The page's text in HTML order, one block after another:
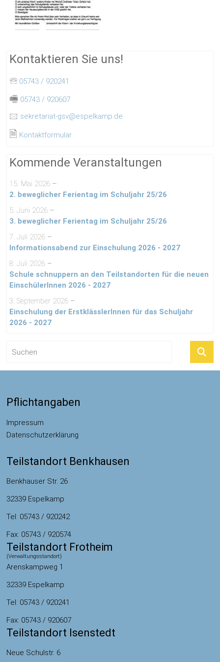
Kontaktieren Sie uns!
🕾 05743 / 920241
🖷 05743 / 920607
🖂 sekretariat-gsv@espelkamp.de
🗎 Kontaktformular
Kommende Veranstaltungen
15. Mai 2026 –
2. beweglicher Ferientag im Schuljahr 25/26
5. Juni 2026 –
3. beweglicher Ferientag im Schuljahr 25/26
7. Juli 2026 –
Informationsabend zur Einschulung 2026 - 2027
8. Juli 2026 –
Schule schnuppern an den Teilstandorten für die neuen
EinschülerInnen 2026 - 2027
3. September 2026 –
Einschulung der ErstklässlerInnen für das Schuljahr
2026 - 2027
Pflichtangaben
Impressum
Datenschutzerklärung
Teilstandort Benkhausen
Benkhauser Str. 26
32339 Espelkamp
Tel: 05743 / 920242
Fax: 05743 / 920574
Teilstandort Frotheim
(Verwaltungsstandort)
Arenskampweg 1
32339 Espelkamp
Tel: 05743 / 920241
Fax: 05743 / 920607
Teilstandort Isenstedt
Neue Schulstr. 6